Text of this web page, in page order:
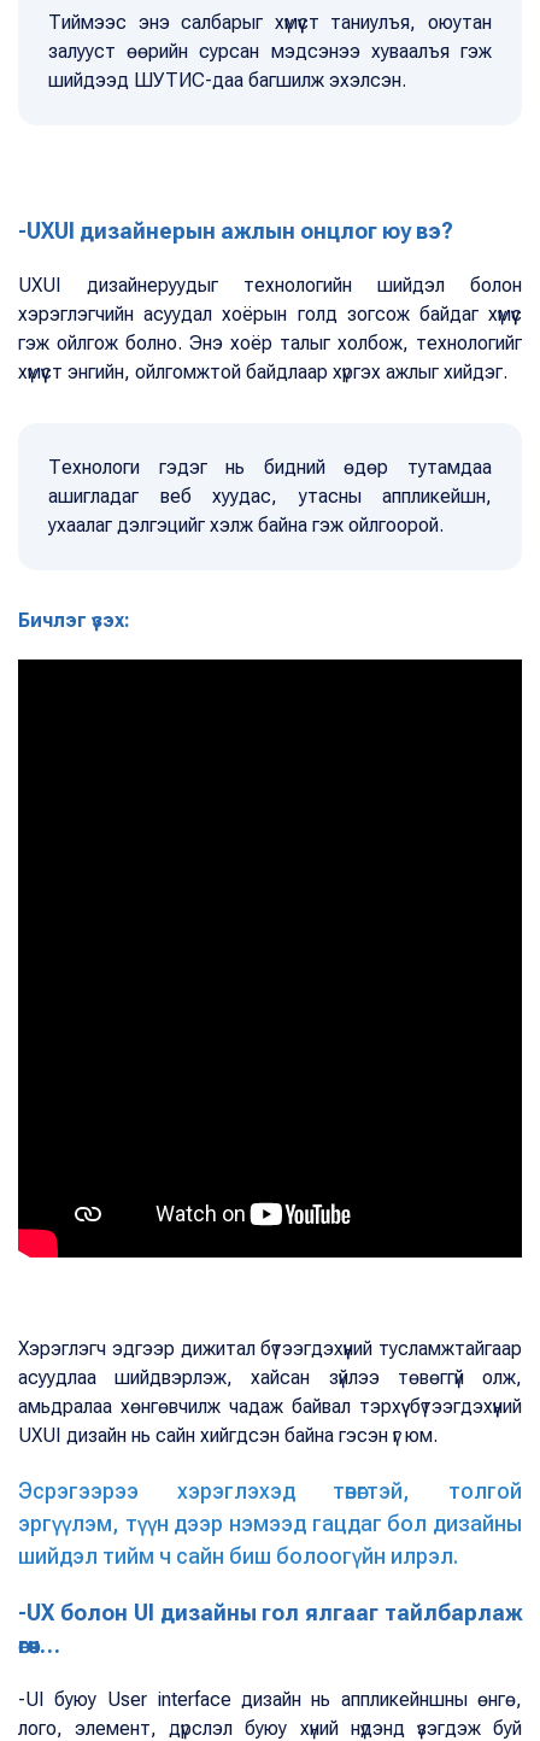
Тиймээс энэ салбарыг хүмүүст таниулъя, оюутан
залууст өөрийн сурсан мэдсэнээ хуваалъя гэж
шийдээд ШУТИС-даа багшилж эхэлсэн.
-UXUI дизайнерын ажлын онцлог юу вэ?
UXUI дизайнеруудыг технологийн шийдэл болон
хэрэглэгчийн асуудал хоёрын голд зогсож байдаг хүмүүс
гэж ойлгож болно. Энэ хоёр талыг холбож, технологийг
хүмүүст энгийн, ойлгомжтой байдлаар хүргэх ажлыг хийдэг.
Технологи гэдэг нь бидний өдөр тутамдаа
ашигладаг веб хуудас, утасны аппликейшн,
ухаалаг дэлгэцийг хэлж байна гэж ойлгоорой.
Бичлэг үзэх:
Хэрэглэгч эдгээр дижитал бүтээгдэхүүний тусламжтайгаар
асуудлаа шийдвэрлэж, хайсан зүйлээ төвөггүй олж,
амьдралаа хөнгөвчилж чадаж байвал тэрхүү бүтээгдэхүүний
UXUI дизайн нь сайн хийгдсэн байна гэсэн үг юм.
Эсрэгээрээ хэрэглэхэд төвөгтэй, толгой
эргүүлэм, түүн дээр нэмээд гацдаг бол дизайны
шийдэл тийм ч сайн биш болоогүйн илрэл.
-UX болон UI дизайны гол ялгааг тайлбарлаж
өгөөч…
-UI буюу User interface дизайн нь аппликейншны өнгө,
лого, элемент, дүрслэл буюу хүний нүдэнд үзэгдэж буй